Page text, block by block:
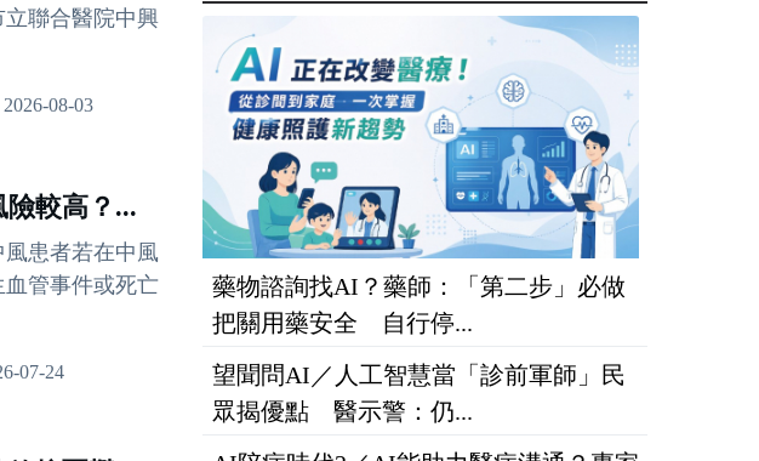
聯合醫院中興
08-03
較高？...
患者若在中風
管事件或死亡
07-24
藥物諮詢找AI？藥師：「第二步」必做
把關用藥安全 自行停...
望聞問AI／人工智慧當「診前軍師」民
眾揭優點 醫示警：仍...